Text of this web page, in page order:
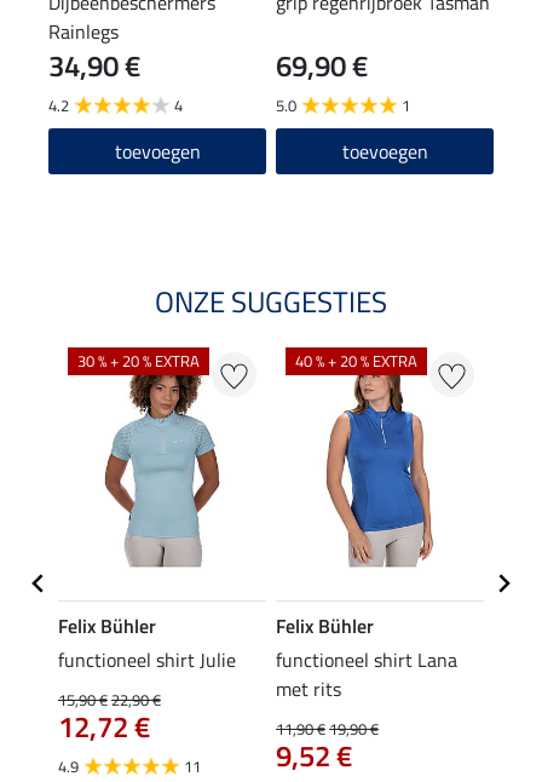
Rainlegs
34,90 €
4.2 4
toevoegen
69,90 €
5.0 1
toevoegen
ONZE SUGGESTIES
30 % + 20 % EXTRA
Felix Bühler
functioneel shirt Julie
15,90 €22,90 €
12,72 €
4.9 11
40 % + 20 % EXTRA
Felix Bühler
functioneel shirt Lana
met rits
11,90 €19,90 €
9,52 €